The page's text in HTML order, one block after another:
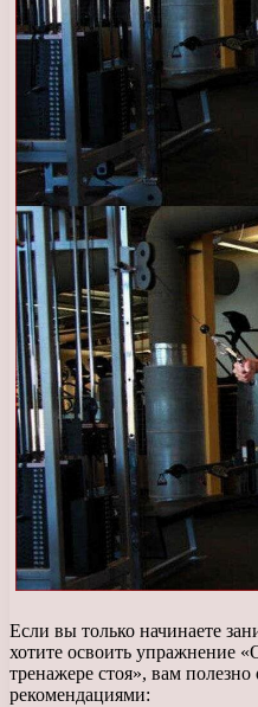
Если вы только начинаете
хотите освоить упражнение
тренажере стоя», вам
рекомендациями: